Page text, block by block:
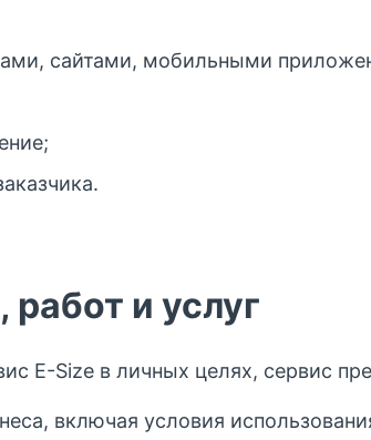
сайтами, мобильными
и услуг
E-Size в личных целях, сервис
включая условия